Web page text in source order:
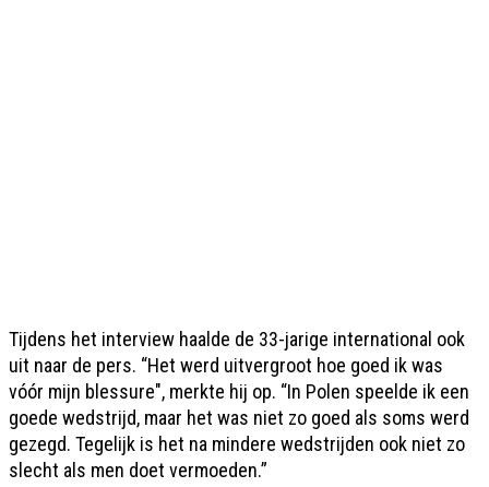
Tijdens het interview haalde de 33-jarige international ook
uit naar de pers. “Het werd uitvergroot hoe goed ik was
vóór mijn blessure", merkte hij op. “In Polen speelde ik een
goede wedstrijd, maar het was niet zo goed als soms werd
gezegd. Tegelijk is het na mindere wedstrijden ook niet zo
slecht als men doet vermoeden.”